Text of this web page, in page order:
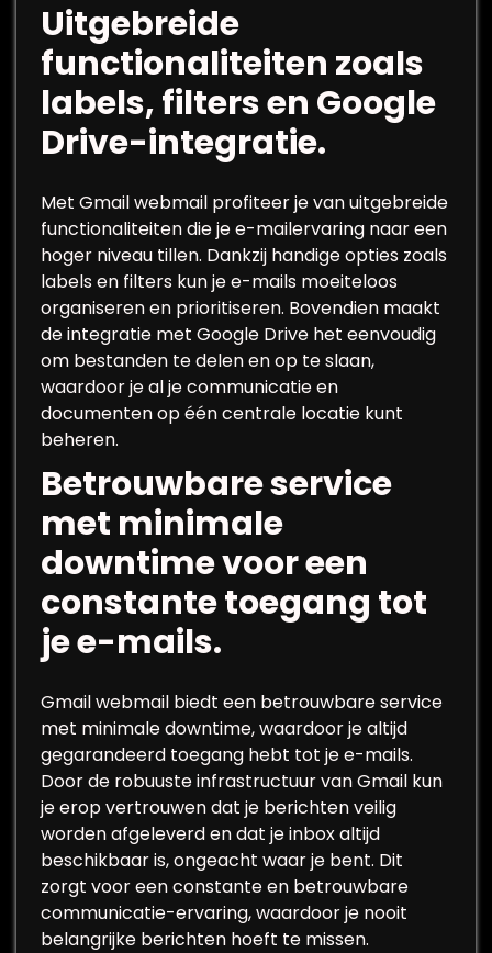
Uitgebreide
functionaliteiten zoals
labels, filters en Google
Drive-integratie.
Met Gmail webmail profiteer je van uitgebreide
functionaliteiten die je e-mailervaring naar een
hoger niveau tillen. Dankzij handige opties zoals
labels en filters kun je e-mails moeiteloos
organiseren en prioritiseren. Bovendien maakt
de integratie met Google Drive het eenvoudig
om bestanden te delen en op te slaan,
waardoor je al je communicatie en
documenten op één centrale locatie kunt
beheren.
Betrouwbare service
met minimale
downtime voor een
constante toegang tot
je e-mails.
Gmail webmail biedt een betrouwbare service
met minimale downtime, waardoor je altijd
gegarandeerd toegang hebt tot je e-mails.
Door de robuuste infrastructuur van Gmail kun
je erop vertrouwen dat je berichten veilig
worden afgeleverd en dat je inbox altijd
beschikbaar is, ongeacht waar je bent. Dit
zorgt voor een constante en betrouwbare
communicatie-ervaring, waardoor je nooit
belangrijke berichten hoeft te missen.